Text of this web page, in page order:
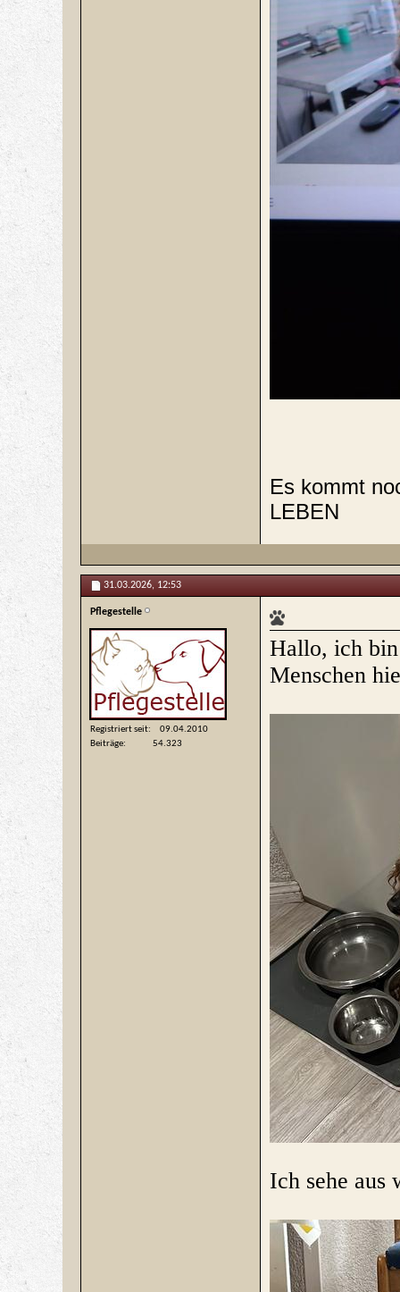
Es kommt
LEBEN
31.03.2026, 12:53
Pflegestelle
Registriert seit
09.04.2010
Beiträge
54.323
Hallo, ich bin
Menschen
Ich sehe aus